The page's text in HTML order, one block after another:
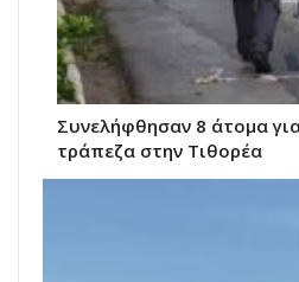
Συνελήφθησαν 8 άτομα
τράπεζα στην Τιθορέα